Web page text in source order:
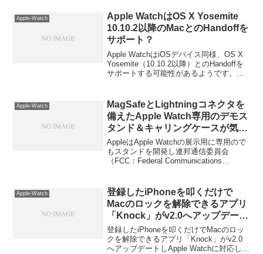
Apple-Watch
Apple WatchはOS X Yosemite
10.10.2以降のMacとのHandoffを
サポート？
Apple WatchはiOSデバイス同様、OS X
Yosemite（10.10.2以降）とのHandoffを
サポートする可能性があるようです。詳
Apple-Watch
MagSafeとLightningコネクタを
備えたApple Watch専用のデモス
タンド＆キャリングケースが気に
なる…。
AppleはApple Watchの展示用に専用ので
もスタンドを開発し連邦通信委員会
（FCC：Federal Communications
Apple-Watch
登録したiPhoneを叩くだけで
Macのロックを解除できるアプリ
「Knock」がv2.0へアップデート
しApple Watchに対応。
登録したiPhoneを叩くだけでMacのロッ
クを解除できるアプリ「Knock」がv2.0
へアップデートしApple Watchに対応して